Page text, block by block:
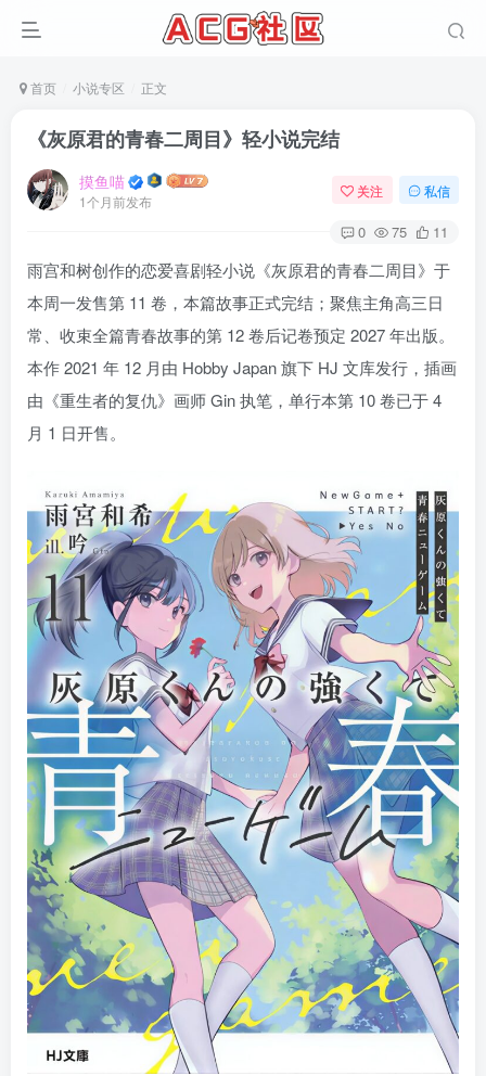
首页 小说专区 正文
《灰原君的青春二周目》轻小说完结
摸鱼喵
1个月前发布
关注 私信
0 75 11
雨宫和树创作的恋爱喜剧轻小说《灰原君的青春二周目》于
本周一发售第 11 卷，本篇故事正式完结；聚焦主角高三日
常、收束全篇青春故事的第 12 卷后记卷预定 2027 年出版。
本作 2021 年 12 月由 Hobby Japan 旗下 HJ 文库发行，插画
由《重生者的复仇》画师 Gin 执笔，单行本第 10 卷已于 4
月 1 日开售。